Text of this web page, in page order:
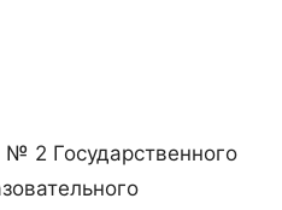
2 Государственного